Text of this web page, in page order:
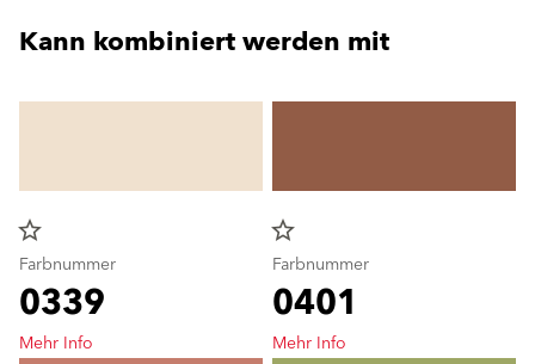
Kann kombiniert werden mit
star_border
Farbnummer
0339
Mehr Info
star_border
Farbnummer
0401
Mehr Info